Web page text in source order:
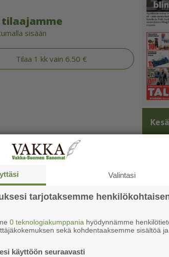
sisään
Tilaa 1 kk vain 6.50 €
Valintasi
tarjotaksemme
0 teknologiakumppania hyödynnämme
sekä kohdentaaksemme sisältöä ja
käyttöön seuraavasti